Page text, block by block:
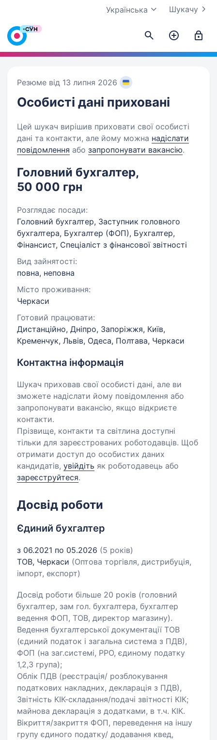
Шукачу
Українська
Резюме від 13 липня 2026
Особисті дані приховані
Цей шукач вирішив приховати свої особисті
дані та контакти, але йому можна надіслати
повідомлення або запропонувати вакансію.
Головний бухгалтер,
50 000 грн
Розглядає посади:
Головний бухгалтер, Заступник головного
бухгалтера, Бухгалтер (ФОП), Бухгалтер,
Фінансист, Спеціаліст з фінансової звітності
Вид зайнятості:
повна, неповна
Місто проживання:
Черкаси
Готовий працювати:
Дистанційно, Дніпро, Запоріжжя, Київ,
Кременчук, Львів, Одеса, Полтава, Черкаси
Контактна інформація
Шукач приховав свої особисті дані, але ви
зможете надіслати йому повідомлення або
запропонувати вакансію, якщо відкриєте
контакти.
Прізвище, контакти та світлина доступні
тільки для зареєстрованих роботодавців. Щоб
отримати доступ до особистих даних
кандидатів, увійдіть як роботодавець або
зареєструйтеся.
Досвід роботи
Єдиний бухгалтер
з 06.2021 по 05.2026 (5 років)
ТОВ, Черкаси (Оптова торгівля, дистрибуція,
імпорт, експорт)
Досвід роботи більше 20 років (головний
бухгалтер, зам гол. бухгалтера, бухгалтер
ведення ФОП, ТОВ, директор магазину).
Ведення бухгалтерської документації ТОВ
(єдиний податок і загальна система з ПДВ),
ФОП (на заг.системі, РРО, єдиному податку
1,2,3 група);
Облік ПДВ (реєстрація/ розблокування
податкових накладних, декларація з ПДВ),
Звітність КІК-складання/подачі звітності КІК;
майнова декларація з додатками, в т.ч. КІК.
Вікриття/закриття ФОП, переведення на іншу
групу єдиного податку/ додавання квед,